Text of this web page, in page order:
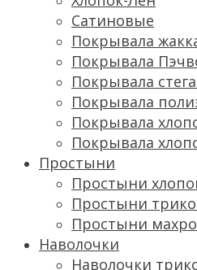
Сатиновые
Покрывала
Покрывала
Покрывала
Покрывала
Покрывала
Покрывала
Простыни
Простыни
Простыни
Простыни
Наволочки
Наволочки